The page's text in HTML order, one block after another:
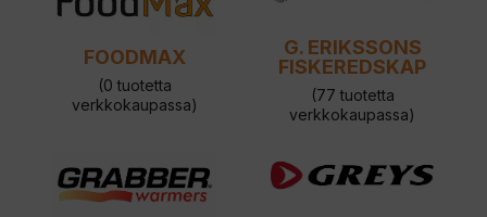
FOODMAX
(0 tuotetta
verkkokaupassa)
G. ERIKSSONS
FISKEREDSKAP
(77 tuotetta
verkkokaupassa)